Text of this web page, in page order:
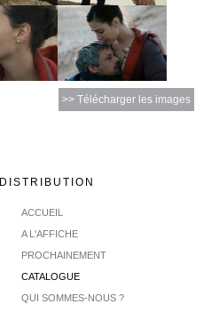
>> Télécharger les images
DISTRIBUTION
ACCUEIL
A L'AFFICHE
PROCHAINEMENT
CATALOGUE
QUI SOMMES-NOUS ?